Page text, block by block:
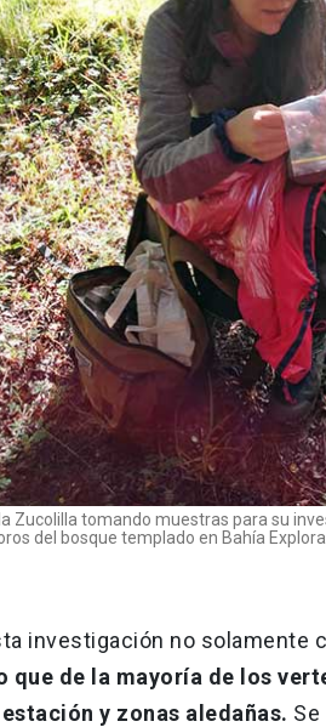
Zucolilla tomando muestras para su
del bosque templado en Bahía
investigación no solamente
que de la mayoría de los
y zonas aledañas.